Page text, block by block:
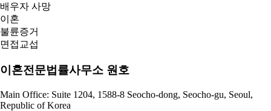
배우자 사망
이혼
불륜증거
면접교섭
이혼전문법률사무소 원호
Main Office: Suite 1204, 1588-8 Seocho-dong, Seocho-gu, Seoul,
Republic of Korea